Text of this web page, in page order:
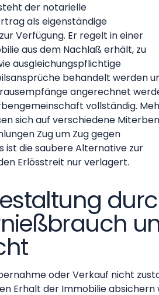
der notarielle
als eigenständige
Verfügung. Er regelt in einer
aus dem Nachlaß erhält, zu
ausgleichungspflichtige
behandelt werden
angerechnet
vollständig.
sich auf verschiedene
Zug um Zug gegen
ist die saubere Alternative zur
Erlösstreit nur verlagert.
oder Verkauf nicht
Erhalt der Immobilie absichern